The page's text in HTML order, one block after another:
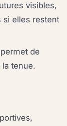
visibles,
si elles restent
de
tenue.